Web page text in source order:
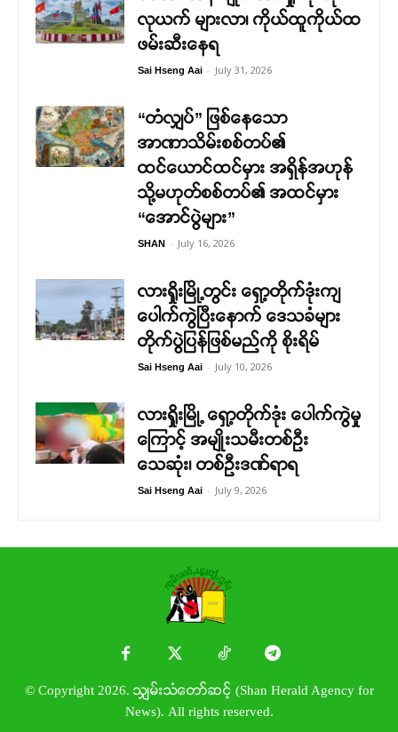
လုယက် များလာ၊ ကိုယ်ထူကိုယ်ထ
ဖမ်းဆီးနေရ
Sai Hseng Aai - July 31, 2026
“တံလျှပ်” ဖြစ်နေသော
အာဏာသိမ်းစစ်တပ်၏
ထင်ယောင်ထင်မှား အရှိန်အဟုန်
သို့မဟုတ်စစ်တပ်၏ အထင်မှား
“အောင်ပွဲများ”
SHAN - July 16, 2026
လားရှိုးမြို့တွင်း ရှော့တိုက်ဒုံးကျ
ပေါက်ကွဲပြီးနောက် ဒေသခံများ
တိုက်ပွဲပြန်ဖြစ်မည်ကို စိုးရိမ်
Sai Hseng Aai - July 10, 2026
လားရှိုးမြို့ ရှော့တိုက်ဒုံး ပေါက်ကွဲမှု
ကြောင့် အမျိုးသမီးတစ်ဦး
သေဆုံး၊ တစ်ဦးဒဏ်ရာရ
Sai Hseng Aai - July 9, 2026
© Copyright 2026. သျှမ်းသံတော်ဆင့် (Shan Herald Agency for
News). All rights reserved.